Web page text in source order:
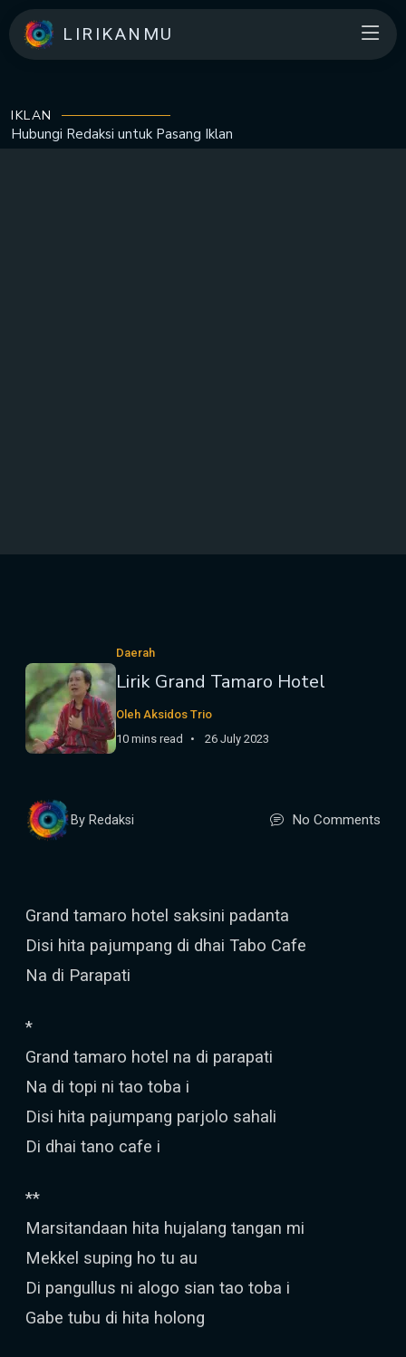
LIRIKANMU
IKLAN
Hubungi Redaksi untuk Pasang Iklan
Daerah
Lirik Grand Tamaro Hotel
Oleh Aksidos Trio
10 mins read
26 July 2023
By Redaksi No Comments
Grand tamaro hotel saksini padanta
Disi hita pajumpang di dhai Tabo Cafe
Na di Parapati
*
Grand tamaro hotel na di parapati
Na di topi ni tao toba i
Disi hita pajumpang parjolo sahali
Di dhai tano cafe i
**
Marsitandaan hita hujalang tangan mi
Mekkel suping ho tu au
Di pangullus ni alogo sian tao toba i
Gabe tubu di hita holong